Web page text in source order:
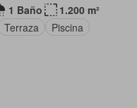
1 Baño
1.200 m²
Terraza Piscina